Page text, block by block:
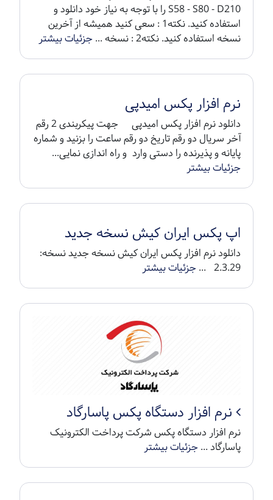
S58 - S80 - D210 را با توجه به نیاز خود دانلود و
استفاده کنید. نکته1 : سعی کنید همیشه از آخرین
نسخه استفاده کنید. نکته2 : نسخه ...
جزئیات بیشتر
نرم افزار پکس امیدپی
دانلود نرم افزار پکس امیدپی جهت پیکربندی 2 رقم
آخر سریال دو رقم تاریخ دو رقم ساعت را بزنید و شماره
پایانه و پذیرنده را دستی وارد و راه اندازی نمایی...
جزئیات بیشتر
اپ پکس ایران کیش نسخه جدید
دانلود نرم افزار پکس ایران کیش نسخه جدید نسخه:
2.3.29 ...
جزئیات بیشتر
نرم افزار دستگاه پکس پاسارگاد
نرم افزار دستگاه پکس شرکت پرداخت الکترونیک
پاسارگاد ...جزئیات بیشتر